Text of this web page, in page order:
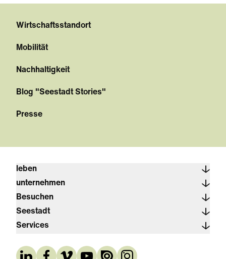
Wirtschaftsstandort
Mobilität
Nachhaltigkeit
Blog "Seestadt Stories"
Presse
leben
unternehmen
Besuchen
Seestadt
Services